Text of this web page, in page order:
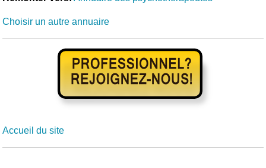
Choisir un autre annuaire
Accueil du site